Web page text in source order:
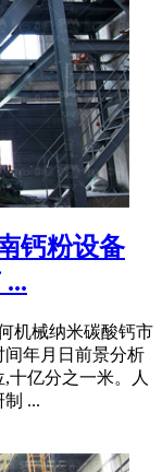
钙粉设备
机械纳米碳酸钙市
年月日前景分析
十亿分之一米。人
...